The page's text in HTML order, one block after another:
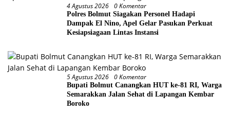
4 Agustus 2026 0 Komentar
Polres Bolmut Siagakan Personel Hadapi
Dampak El Nino, Apel Gelar Pasukan Perkuat
Kesiapsiagaan Lintas Instansi
5 Agustus 2026 0 Komentar
Bupati Bolmut Canangkan HUT ke-81 RI, Warga
Semarakkan Jalan Sehat di Lapangan Kembar
Boroko